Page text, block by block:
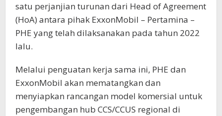
satu perjanjian turunan dari Head of Agreement
(HoA) antara pihak ExxonMobil – Pertamina –
PHE yang telah dilaksanakan pada tahun 2022
lalu.
Melalui penguatan kerja sama ini, PHE dan
ExxonMobil akan mematangkan dan
menyiapkan rancangan model komersial untuk
pengembangan hub CCS/CCUS regional di